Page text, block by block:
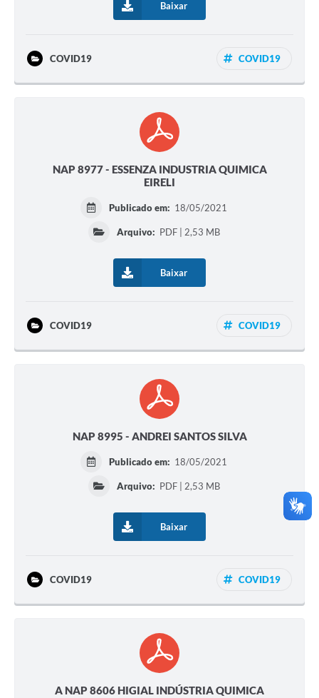
Baixar
COVID19 COVID19
NAP 8977 - ESSENZA INDUSTRIA QUIMICA
EIRELI
Publicado em: 18/05/2021
Arquivo: PDF | 2,53 MB
Baixar
COVID19 COVID19
NAP 8995 - ANDREI SANTOS SILVA
Publicado em: 18/05/2021
Arquivo: PDF | 2,53 MB
Baixar
COVID19 COVID19
A NAP 8606 HIGIAL INDÚSTRIA QUIMICA